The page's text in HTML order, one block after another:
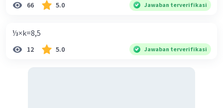
66 5.0 Jawaban terverifikasi
⅓×k=8,5
12 5.0 Jawaban terverifikasi